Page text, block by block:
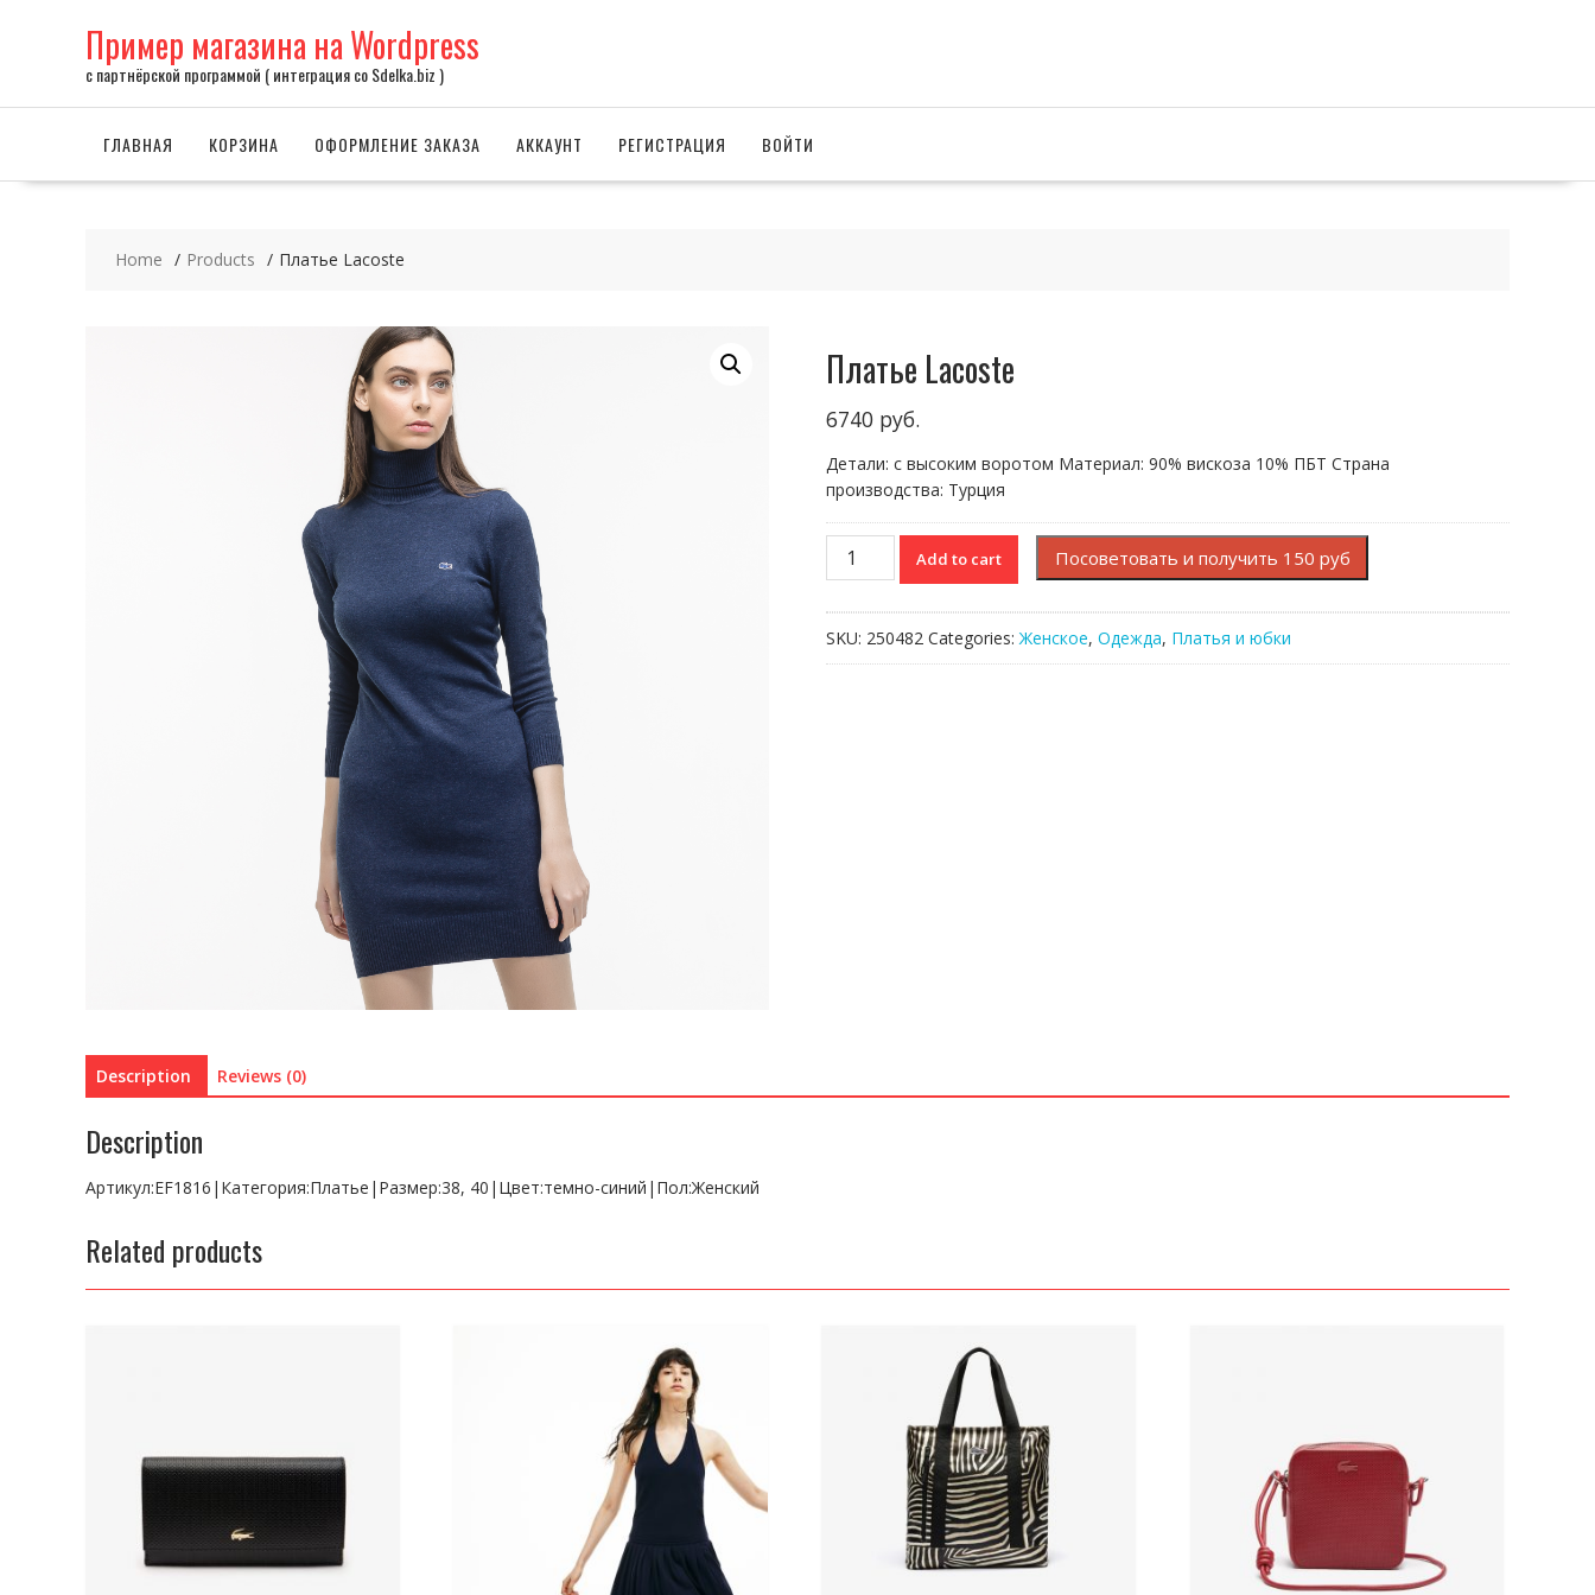
Пример магазина на Wordpress
с партнёрской программой ( интеграция со Sdelka.biz )
ГЛАВНАЯ КОРЗИНА ОФОРМЛЕНИЕ ЗАКАЗА АККАУНТ РЕГИСТРАЦИЯ ВОЙТИ
Home Products Платье Lacoste
Платье Lacoste
6740 руб.
Детали: с высоким воротом Материал: 90% вискоза 10% ПБТ Страна
производства: Турция
Платье
Lacoste
Add to cart Посоветовать и получить 150 руб
SKU: 250482 Categories:Женское, Одежда, Платья и юбки
Description Reviews (0)
Description
Артикул:EF1816|Категория:Платье|Размер:38, 40|Цвет:темно-синий|Пол:Женский
Related products